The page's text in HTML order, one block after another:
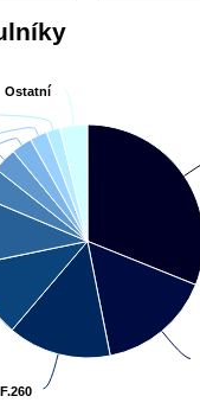
Ostatní
Ostatní